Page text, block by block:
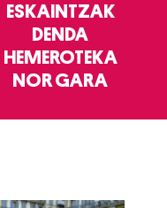
ESKAINTZAK
DENDA
HEMEROTEKA
NOR GARA